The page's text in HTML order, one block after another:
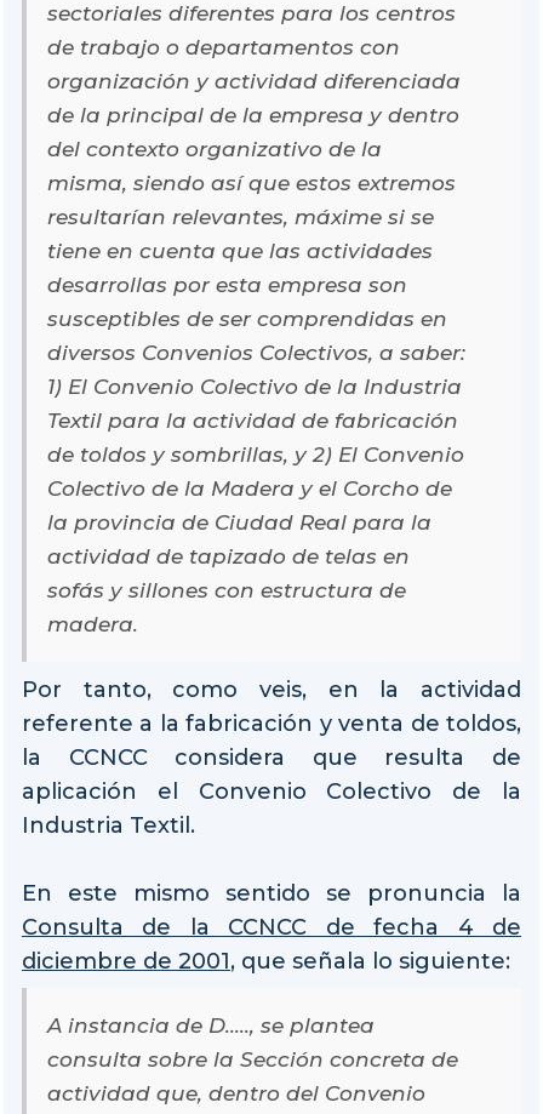
sectoriales diferentes para los centros
de trabajo o departamentos con
organización y actividad diferenciada
de la principal de la empresa y dentro
del contexto organizativo de la
misma, siendo así que estos extremos
resultarían relevantes, máxime si se
tiene en cuenta que las actividades
desarrollas por esta empresa son
susceptibles de ser comprendidas en
diversos Convenios Colectivos, a saber:
1) El Convenio Colectivo de la Industria
Textil para la actividad de fabricación
de toldos y sombrillas, y 2) El Convenio
Colectivo de la Madera y el Corcho de
la provincia de Ciudad Real para la
actividad de tapizado de telas en
sofás y sillones con estructura de
madera.
Por tanto, como veis, en la actividad
referente a la fabricación y venta de toldos,
la CCNCC considera que resulta de
aplicación el Convenio Colectivo de la
Industria Textil.
En este mismo sentido se pronuncia la
Consulta de la CCNCC de fecha 4 de
diciembre de 2001, que señala lo siguiente:
A instancia de D....., se plantea
consulta sobre la Sección concreta de
actividad que, dentro del Convenio